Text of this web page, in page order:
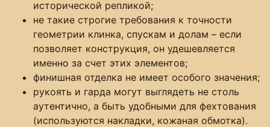
исторической репликой;
не такие строгие требования к точности
геометрии клинка, спускам и долам – если
позволяет конструкция, он удешевляется
именно за счет этих элементов;
финишная отделка не имеет особого значения;
рукоять и гарда могут выглядеть не столь
аутентично, а быть удобными для фехтования
(используются накладки, кожаная обмотка).